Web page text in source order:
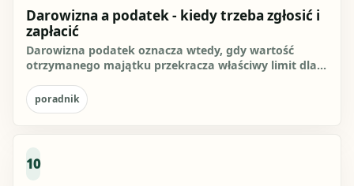
Darowizna a podatek - kiedy trzeba zgłosić i
zapłacić
Darowizna podatek oznacza wtedy, gdy wartość
otrzymanego majątku przekracza właściwy limit dla
poradnik
10